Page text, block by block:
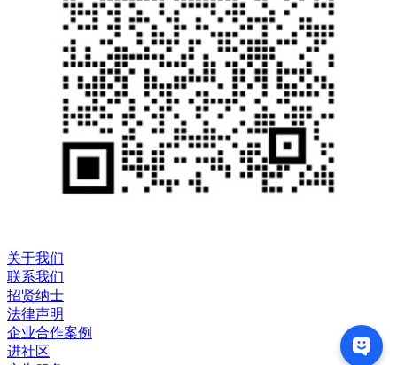
关于我们
联系我们
招贤纳士
法律声明
企业合作案例
进社区